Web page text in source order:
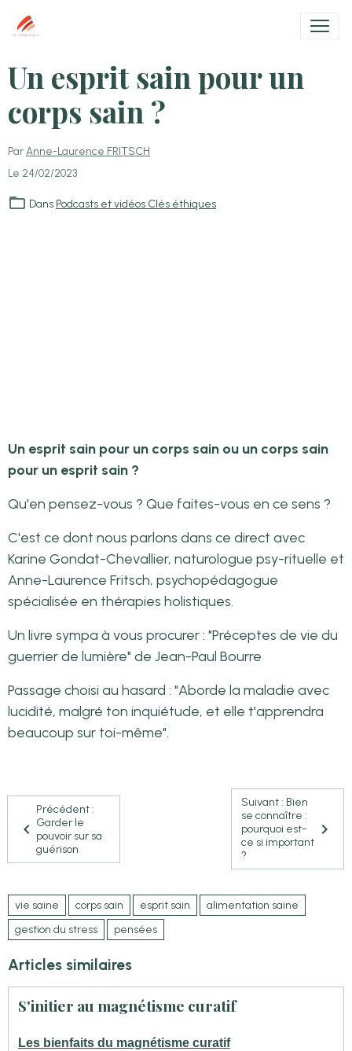
Un esprit sain pour un
corps sain ?
Par Anne-Laurence FRITSCH
Le 24/02/2023
Dans Podcasts et vidéos Clés éthiques
Un esprit sain pour un corps sain ou un corps sain
pour un esprit sain ?
Qu'en pensez-vous ? Que faites-vous en ce sens ?
C'est ce dont nous parlons dans ce direct avec
Karine Gondat-Chevallier, naturologue psy-rituelle et
Anne-Laurence Fritsch, psychopédagogue
spécialisée en thérapies holistiques.
Un livre sympa à vous procurer : "Préceptes de vie du
guerrier de lumière" de Jean-Paul Bourre
Passage choisi au hasard : "Aborde la maladie avec
lucidité, malgré ton inquiétude, et elle t'apprendra
beaucoup sur toi-même".
Précédent :
Garder le
pouvoir sur sa
guérison
Suivant : Bien
se connaître :
pourquoi est-
ce si important
?
vie saine corps sain esprit sain
alimentation saine
gestion du stress
pensées
Articles similaires
S'initier au magnétisme curatif
Les bienfaits du magnétisme curatif